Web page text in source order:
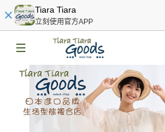
Tiara Tiara
立刻使用官方APP